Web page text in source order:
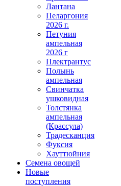
Лантана
Пеларгония
2026 г.
Петуния
ампельная
2026 г
Плектрантус
Полынь
ампельная
Свинчатка
ушковидная
Толстянка
ампельная
(Крассула)
Традесканция
Фуксия
Хауттюйния
Семена овощей
Новые
поступления